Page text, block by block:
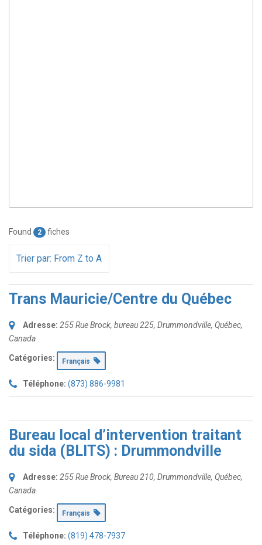
Found 2 fiches
Trier par: From Z to A
Trans Mauricie/Centre du Québec
Adresse: 255 Rue Brock, bureau 225, Drummondville, Québec,
Canada
Catégories: Français
Téléphone: (873) 886-9981
Bureau local d’intervention traitant
du sida (BLITS) : Drummondville
Adresse: 255 Rue Brock, Bureau 210, Drummondville, Québec,
Canada
Catégories: Français
Téléphone: (819) 478-7937